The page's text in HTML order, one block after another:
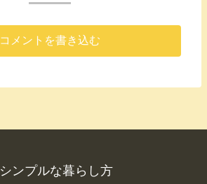
コメントを書き込む
シンプルな暮らし方